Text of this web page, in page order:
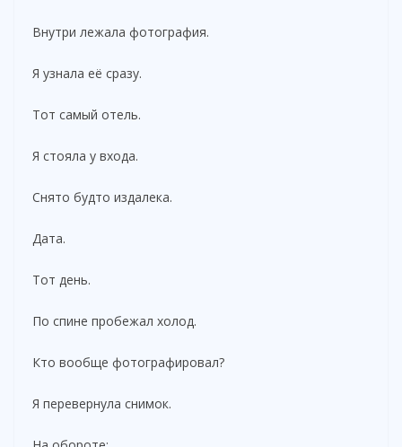
Внутри лежала фотография.
Я узнала её сразу.
Тот самый отель.
Я стояла у входа.
Снято будто издалека.
Дата.
Тот день.
По спине пробежал холод.
Кто вообще фотографировал?
Я перевернула снимок.